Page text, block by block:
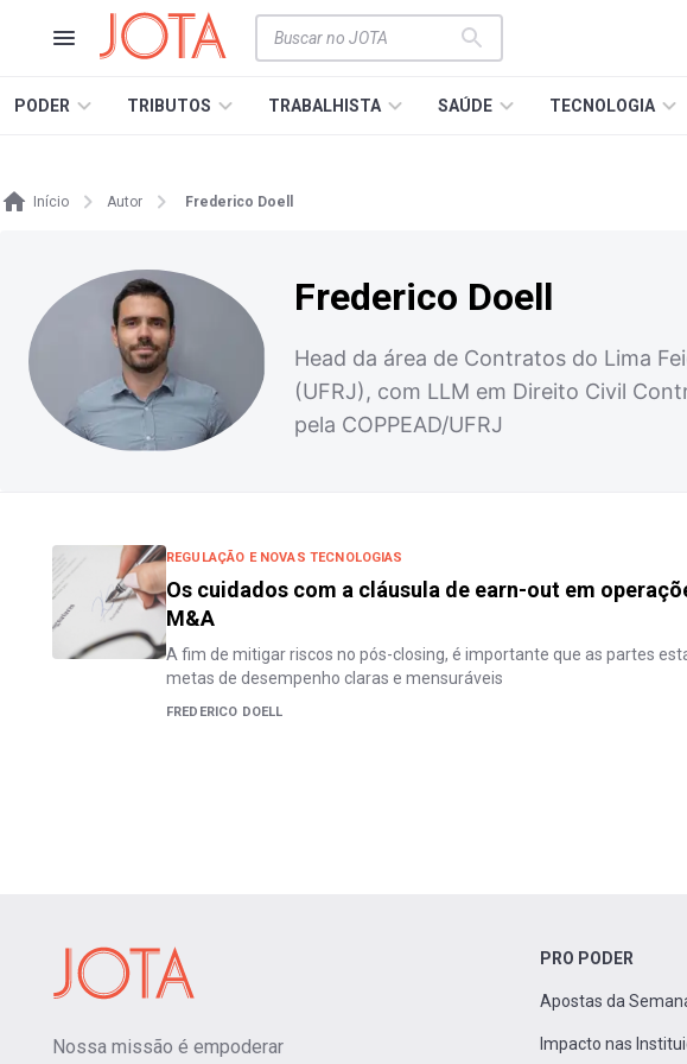
PODER TRIBUTOS TRABALHISTA SAÚDE TECNOLOGIA
Início Autor Frederico Doell
Frederico Doell
Head da área de Contratos do Lima
(UFRJ), com LLM em Direito Civil
pela COPPEAD/UFRJ
REGULAÇÃO E NOVAS TECNOLOGIAS
Os cuidados com a cláusula de earn-out em
M&A
A fim de mitigar riscos no pós-closing, é importante que as partes
metas de desempenho claras e mensuráveis
FREDERICO DOELL
Nossa missão é empoderar
PRO PODER
Apostas da
Impacto nas